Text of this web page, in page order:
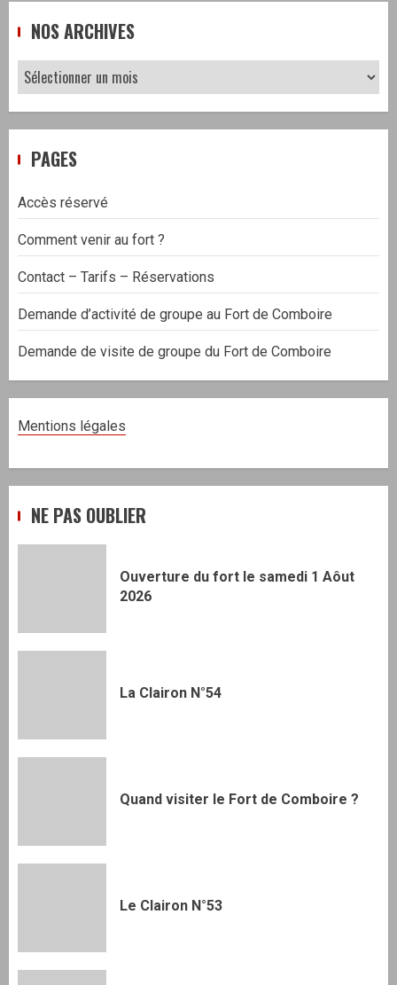
NOS ARCHIVES
Nos
archives
PAGES
Accès réservé
Comment venir au fort ?
Contact – Tarifs – Réservations
Demande d’activité de groupe au Fort de Comboire
Demande de visite de groupe du Fort de Comboire
Mentions légales
NE PAS OUBLIER
Ouverture du fort le samedi 1 Aôut
2026
La Clairon N°54
Quand visiter le Fort de Comboire ?
Le Clairon N°53